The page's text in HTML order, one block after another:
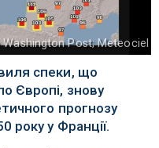
Post; Meteociel
спеки, що
Європі, знову
прогнозу
року у Франції.